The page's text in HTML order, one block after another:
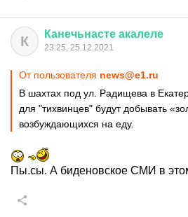
К Канечьнасте акалеле
23:25, 25.12.2021
От пользователя news@e1.ru
В шахтах под ул. Радищева в
для "тихвинцев" будут добывать
возбуждающихся на еду.
Пы.сы. А биденовское СМИ в